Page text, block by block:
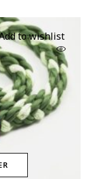
to wishlist